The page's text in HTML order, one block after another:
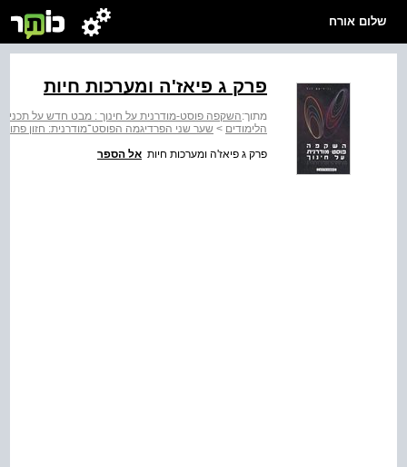
שלום אורח
פרק ג פיאז'ה ומערכות חיות
מתוך:השקפה פוסט-מודרנית על חינוך : מבט חדש על תכנית
הלימודים > שער שני הפרדיגמה הפוסט־מודרנית: חזון פתוח
פרק ג פיאז'ה ומערכות חיות אל הספר